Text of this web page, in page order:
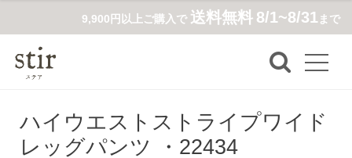
9,900円以上ご購入で 送料無料 8/1~8/31まで
ハイウエストストライプワイド
レッグパンツ ・22434